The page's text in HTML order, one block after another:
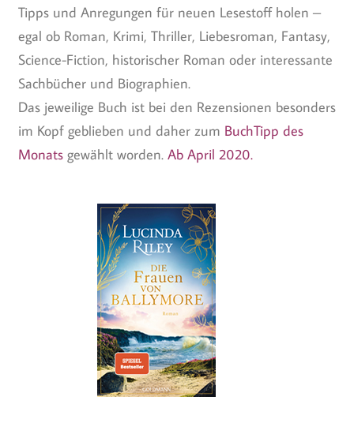
Tipps und Anregungen für neuen Lesestoff holen –
egal ob Roman, Krimi, Thriller, Liebesroman, Fantasy,
Science-Fiction, historischer Roman oder interessante
Sachbücher und Biographien.
Das jeweilige Buch ist bei den Rezensionen besonders
im Kopf geblieben und daher zum BuchTipp des
Monatsgewählt worden.Ab April 2020.